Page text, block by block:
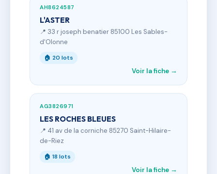
AH8624587
L'ASTER
📍 33 r joseph benatier 85100 Les Sables-
d'Olonne
🏠 20 lots
Voir la fiche →
AG3826971
LES ROCHES BLEUES
📍 41 av de la corniche 85270 Saint-Hilaire-
de-Riez
🏠 18 lots
Voir la fiche →